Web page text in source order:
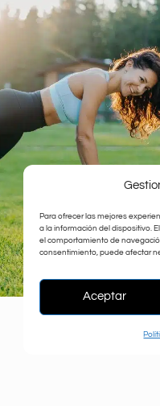
Para ofrecer las mejores
a la información del dispositivo.
el comportamiento de
consentimiento, puede afectar
Aceptar